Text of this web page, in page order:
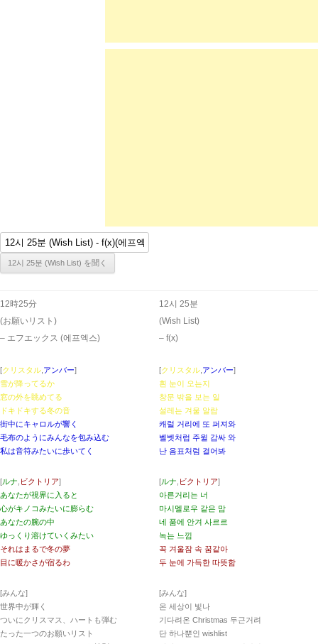
12時25分
(お願いリスト)
– エフエックス (에프엑스)
[クリスタル アンバー]
雪が降ってるか
窓の外を眺めてる
ドキドキする冬の音
街中にキャロルが響く
毛布のようにみんなを包み込む
私は音符みたいに歩いてく
[ルナ ビクトリア]
あなたが視界に入ると
心がキノコみたいに膨らむ
あなたの腕の中
ゆっくり溶けていくみたい
それはまるで冬の夢
目に暖かさが宿るわ
[みんな]
世界中が輝く
ついにクリスマス、ハートも弾む
たった一つのお願いリスト
12시 25분
(Wish List)
– ​f(x)
[クリスタル アンバー]
흰 눈이 오는지
창문 밖을 보는 일
설레는 겨울 알람
캐럴 거리에 또 퍼져와
벨벳처럼 주윌 감싸 와
난 음표처럼 걸어봐
[ルナ ビクトリア]
아른거리는 너
마시멜로우 같은 맘
네 품에 안겨 사르르
녹는 느낌
꼭 겨울잠 속 꿈같아
두 눈에 가득한 따뜻함
[みんな]
온 세상이 빛나
기다려온 Christmas 두근거려
단 하나뿐인 wishlist